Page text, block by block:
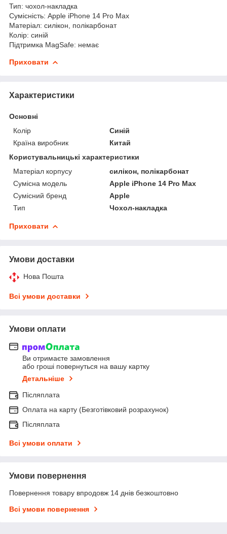
Тип: чохол-накладка
Сумісність: Apple iPhone 14 Pro Max
Матеріал: силікон, полікарбонат
Колір: синій
Підтримка MagSafe: немає
Приховати
Характеристики
Основні
Колір
Синій
Країна виробник
Китай
Користувальницькі характеристики
Матеріал корпусу
силікон, полікарбонат
Сумісна модель
Apple iPhone 14 Pro Max
Сумісний бренд
Apple
Тип
Чохол-накладка
Приховати
Умови доставки
Нова Пошта
Всі умови доставки
Умови оплати
Ви отримаєте замовлення
або гроші повернуться на вашу картку
Детальніше
Післяплата
Оплата на карту (Безготівковий розрахунок)
Післяплата
Всі умови оплати
Умови повернення
Повернення товару впродовж 14 днів безкоштовно
Всі умови повернення